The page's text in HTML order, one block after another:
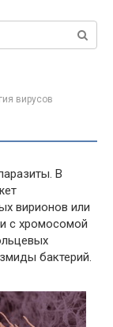
вирусов
В
вирионов или
с хромосомой
бактерий.